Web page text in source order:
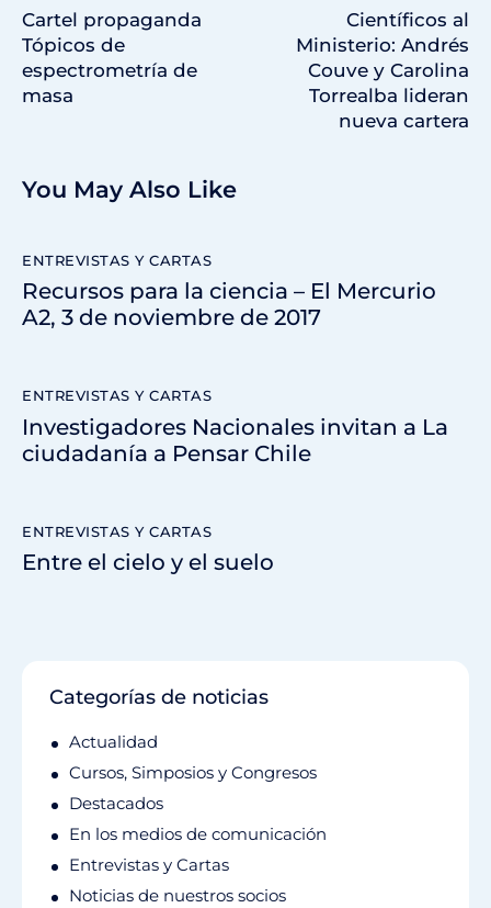
Cartel propaganda
Tópicos de
espectrometría de
masa
Científicos al
Ministerio: Andrés
Couve y Carolina
Torrealba lideran
nueva cartera
You May Also Like
ENTREVISTAS Y CARTAS
Recursos para la ciencia – El Mercurio
A2, 3 de noviembre de 2017
ENTREVISTAS Y CARTAS
Investigadores Nacionales invitan a La
ciudadanía a Pensar Chile
ENTREVISTAS Y CARTAS
Entre el cielo y el suelo
Categorías de noticias
Actualidad
Cursos, Simposios y Congresos
Destacados
En los medios de comunicación
Entrevistas y Cartas
Noticias de nuestros socios